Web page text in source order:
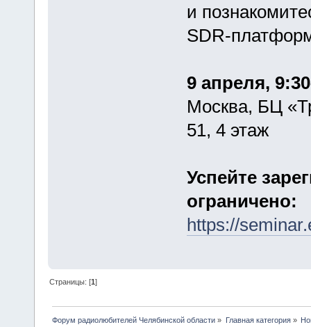
и
SDR-
9 апреля,
Москва, БЦ
51, 4 этаж
Успейте
ограничено:
https://
Страницы: [1]
Форум радиолюбителей Челябинской области » Главная категория»